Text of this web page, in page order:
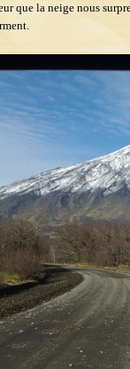
que la neige nous